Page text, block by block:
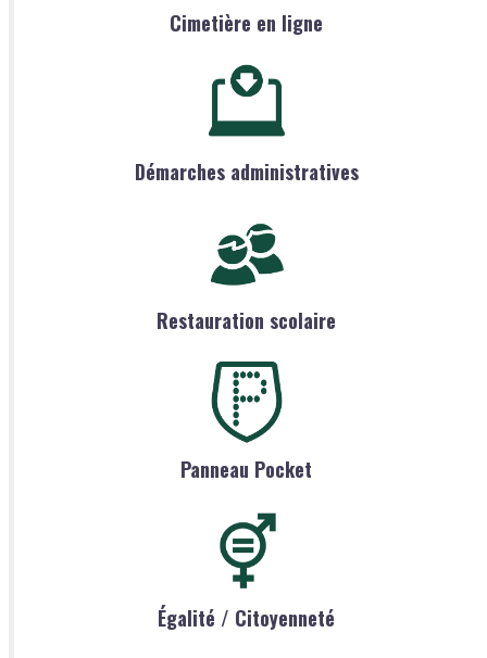
Cimetière en ligne
Démarches administratives
Restauration scolaire
Panneau Pocket
Égalité / Citoyenneté